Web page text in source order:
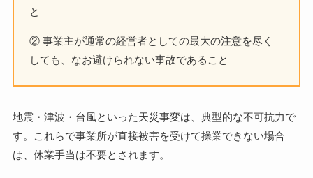
と
② 事業主が通常の経営者としての最大の注意を尽く
しても、なお避けられない事故であること
地震・津波・台風といった天災事変は、典型的な不可抗力で
す。これらで事業所が直接被害を受けて操業できない場合
は、休業手当は不要とされます。